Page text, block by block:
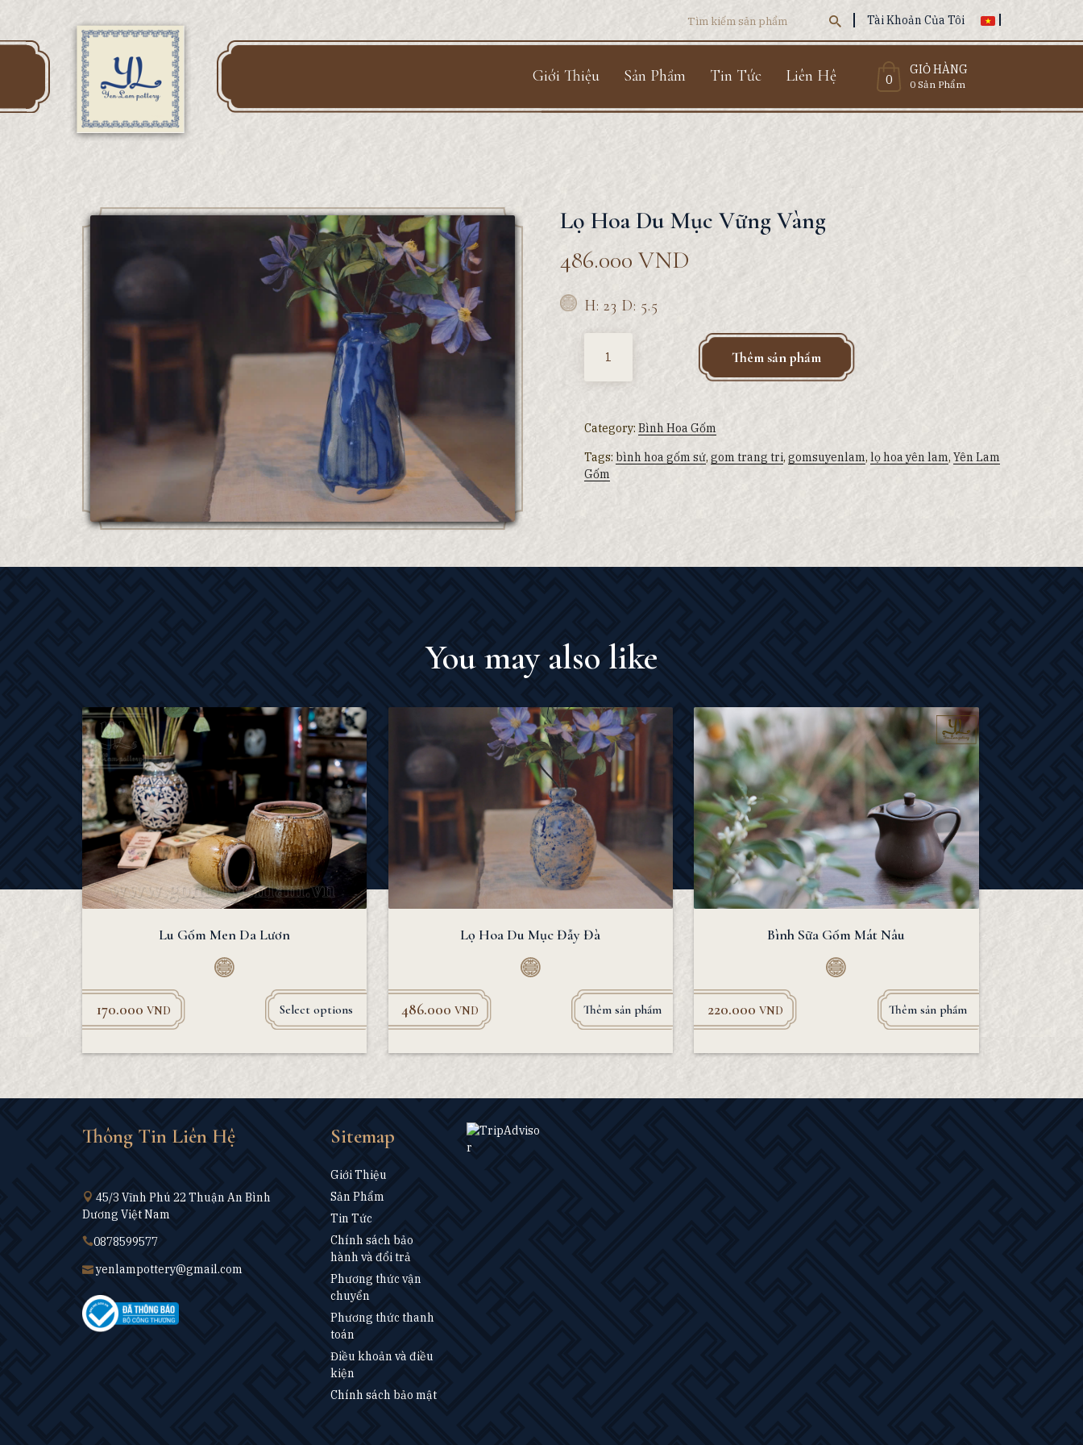
Search Tài Khoản Của Tôi
Giới Thiệu Sản Phẩm Tin Tức Liên Hệ 0
GIỎ HÀNG
0 Sản Phẩm
Lọ Hoa Du Mục Vững Vàng
486.000 VND
H: 23 D: 5.5
Thêm sản phẩm
Category: Bình Hoa Gốm
Tags: bình hoa gốm sứ, gom trang tri, gomsuyenlam, lọ hoa yên lam, Yên Lam
Gốm
You may also like
Lu Gốm Men Da Lươn
170.000 VND Select options
Lọ Hoa Du Mục Đẫy Đà
486.000 VND Thêm sản phẩm
Bình Sữa Gốm Mát Nâu
220.000VND Thêm sản phẩm
Thông Tin Liên Hệ
45/3 Vĩnh Phú 22 Thuận An Bình
Dương Việt Nam
0878599577
yenlampottery@gmail.com
Sitemap
Giới Thiệu
Sản Phẩm
Tin Tức
Chính sách bảo
hành và đổi trả
Phương thức vận
chuyển
Phương thức thanh
toán
Điều khoản và điều
kiện
Chính sách bảo mật